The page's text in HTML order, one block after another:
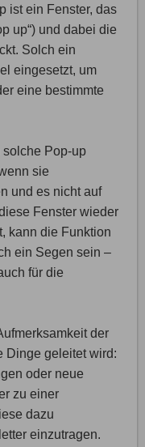
ist ein Fenster, das
up“) und dabei die
Solch ein
eingesetzt, um
eine bestimmte
solche Pop-up
sie
und es nicht auf
Fenster wieder
kann die Funktion
ein Segen sein –
für die
der
Dinge geleitet wird:
oder neue
zu einer
dazu
einzutragen.